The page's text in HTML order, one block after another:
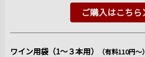
ご購入はこちら
ワイン用袋（1～３本用） （有料110円～）